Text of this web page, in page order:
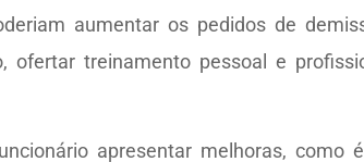
aumentar os pedidos de
treinamento pessoal e
apresentar melhoras, como